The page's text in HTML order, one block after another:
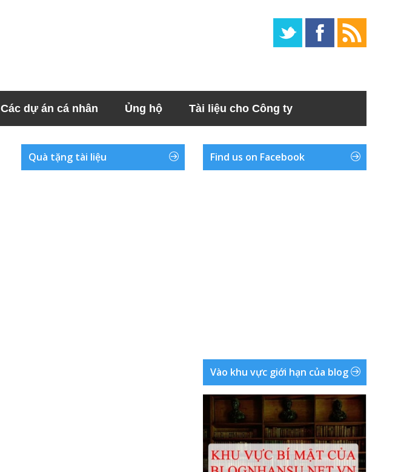
Các dự án cá nhân Ủng hộ Tài liệu cho Công ty
Quà tặng tài liệu Find us on Facebook
Vào khu vực giới hạn của blog